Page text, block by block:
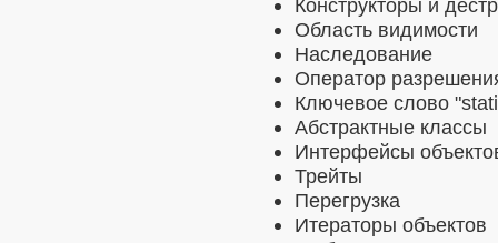
Конструкторы и
Область видимости
Наследование
Оператор
Ключевое слово
Абстрактные классы
Интерфейсы
Трейты
Перегрузка
Итераторы объектов